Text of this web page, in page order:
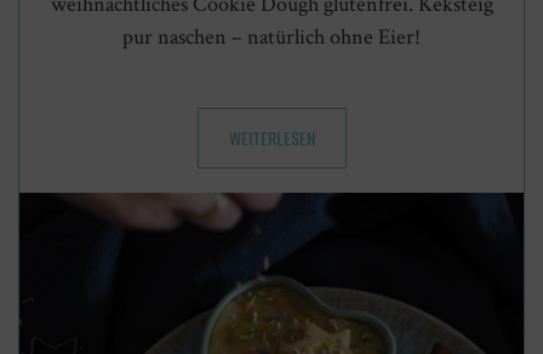
pur naschen – natürlich ohne Eier!
WEITERLESEN